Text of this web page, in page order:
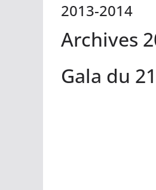
2013-2014
Archives
Gala du